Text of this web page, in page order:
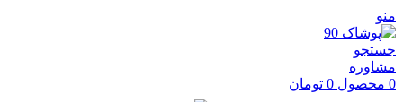
منو
جستجو
مشاوره
0 محصول 0 تومان